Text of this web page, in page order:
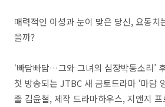
매력적인 이성과 눈이 맞은 당신, 요동치
을까?
‘빠담빠담…그와 그녀의 심장박동소리’
첫 방송되는 JTBC 새 금토드라마 ‘마담
출 김윤철, 제작 드라마하우스, 지앤지